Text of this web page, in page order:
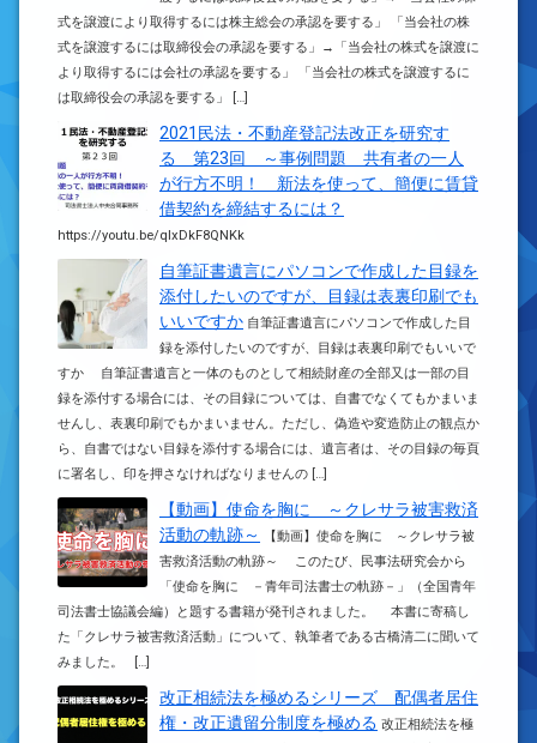
式を譲渡により取得するには株主総会の承認を要する」 「当会社の株
式を譲渡するには取締役会の承認を要する」→「当会社の株式を譲渡に
より取得するには会社の承認を要する」 「当会社の株式を譲渡するに
は取締役会の承認を要する」 […]
2021民法・不動産登記法改正を研究す
る 第23回 ～事例問題 共有者の一人
が行方不明！ 新法を使って、簡便に賃貸
借契約を締結するには？
https://youtu.be/qIxDkF8QNKk
自筆証書遺言にパソコンで作成した目録を
添付したいのですが、目録は表裏印刷でも
いいですか 自筆証書遺言にパソコンで作成した目
録を添付したいのですが、目録は表裏印刷でもいいで
すか 自筆証書遺言と一体のものとして相続財産の全部又は一部の目
録を添付する場合には、その目録については、自書でなくてもかまいま
せんし、表裏印刷でもかまいません。ただし、偽造や変造防止の観点か
ら、自書ではない目録を添付する場合には、遺言者は、その目録の毎頁
に署名し、印を押さなければなりませんの […]
【動画】使命を胸に ～クレサラ被害救済
活動の軌跡～
【動画】使命を胸に ～クレサラ被
害救済活動の軌跡～ このたび、民事法研究会から
「使命を胸に －青年司法書士の軌跡－」（全国青年
司法書士協議会編）と題する書籍が発刊されました。 本書に寄稿し
た「クレサラ被害救済活動」について、執筆者である古橋清二に聞いて
みました。 […]
改正相続法を極めるシリーズ 配偶者居住
権・改正遺留分制度を極める 改正相続法を極